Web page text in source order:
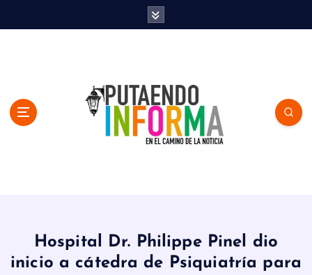
Hospital Dr. Philippe Pinel dio
inicio a cátedra de Psiquiatría para